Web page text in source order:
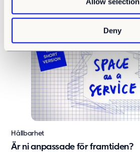
Deny
Är ni anpassade för framtiden?
Hållbarhet